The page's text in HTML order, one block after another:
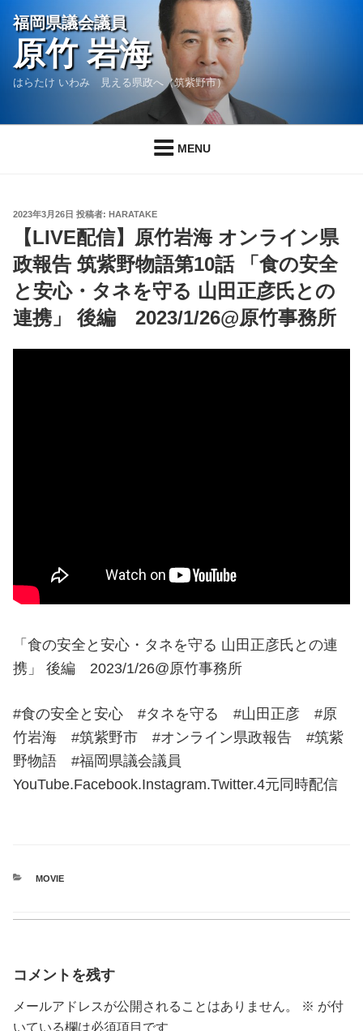
福岡県議会議員
原竹 岩海
はらたけ いわみ 見える県政へ（筑紫野市）
MENU
投
2023年3月26日 投稿者: HARATAKE
【LIVE配信】原竹岩海 オンライン県
政報告 筑紫野物語第10話 「食の安全
と安心・タネを守る 山田正彦氏との
連携」 後編 2023/1/26@原竹事務所
「食の安全と安心・タネを守る 山田正彦氏との連
携」 後編 2023/1/26@原竹事務所
#食の安全と安心 #タネを守る #山田正彦 #原
竹岩海 #筑紫野市 #オンライン県政報告 #筑紫
野物語 #福岡県議会議員
YouTube.Facebook.Instagram.Twitter.4元同時配信
カ
リ
MOVIE
コメントを残す
メールアドレスが公開されることはありません。 ※ が付
いている欄は必須項目です